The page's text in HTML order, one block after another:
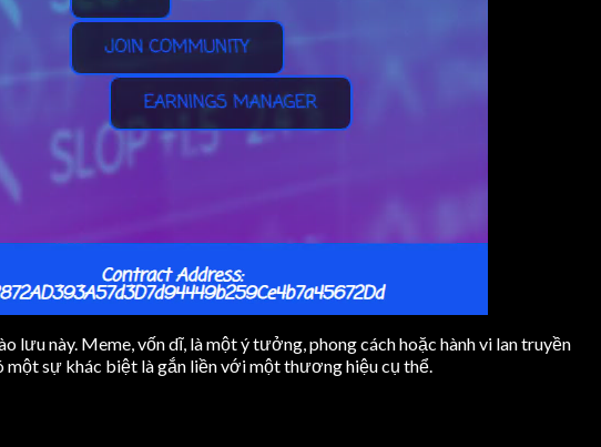
lưu này. Meme, vốn dĩ, là một ý tưởng, phong cách hoặc hành vi lan truyền
một sự khác biệt là gắn liền với một thương hiệu cụ thể.